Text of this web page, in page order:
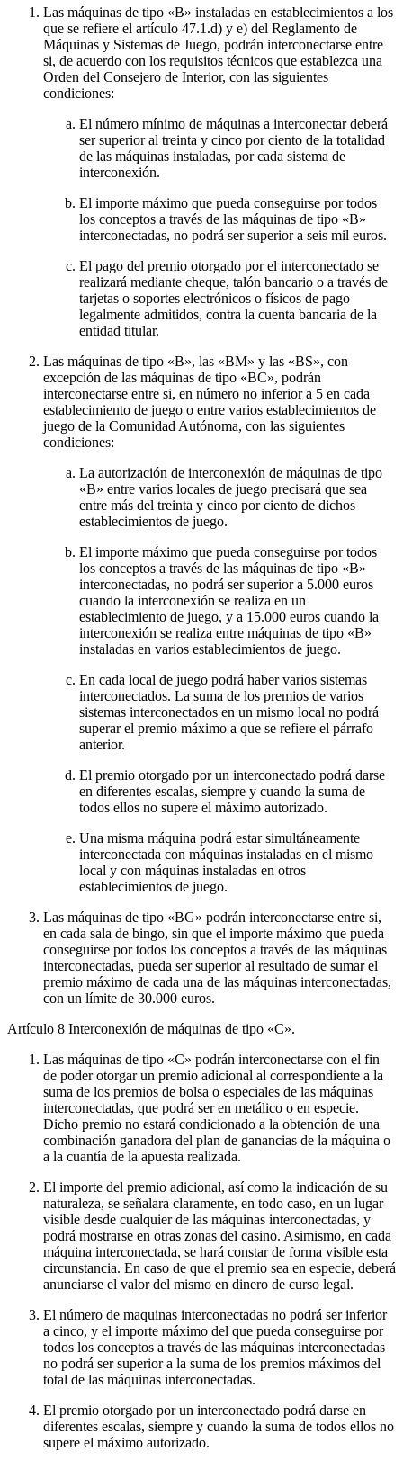
Las máquinas de tipo «B» instaladas en establecimientos a los
que se refiere el artículo 47.1.d) y e) del Reglamento de
Máquinas y Sistemas de Juego, podrán interconectarse entre
si, de acuerdo con los requisitos técnicos que establezca una
Orden del Consejero de Interior, con las siguientes
condiciones:
El número mínimo de máquinas a interconectar deberá
ser superior al treinta y cinco por ciento de la totalidad
de las máquinas instaladas, por cada sistema de
interconexión.
El importe máximo que pueda conseguirse por todos
los conceptos a través de las máquinas de tipo «B»
interconectadas, no podrá ser superior a seis mil euros.
El pago del premio otorgado por el interconectado se
realizará mediante cheque, talón bancario o a través de
tarjetas o soportes electrónicos o físicos de pago
legalmente admitidos, contra la cuenta bancaria de la
entidad titular.
Las máquinas de tipo «B», las «BM» y las «BS», con
excepción de las máquinas de tipo «BC», podrán
interconectarse entre si, en número no inferior a 5 en cada
establecimiento de juego o entre varios establecimientos de
juego de la Comunidad Autónoma, con las siguientes
condiciones:
La autorización de interconexión de máquinas de tipo
«B» entre varios locales de juego precisará que sea
entre más del treinta y cinco por ciento de dichos
establecimientos de juego.
El importe máximo que pueda conseguirse por todos
los conceptos a través de las máquinas de tipo «B»
interconectadas, no podrá ser superior a 5.000 euros
cuando la interconexión se realiza en un
establecimiento de juego, y a 15.000 euros cuando la
interconexión se realiza entre máquinas de tipo «B»
instaladas en varios establecimientos de juego.
En cada local de juego podrá haber varios sistemas
interconectados. La suma de los premios de varios
sistemas interconectados en un mismo local no podrá
superar el premio máximo a que se refiere el párrafo
anterior.
El premio otorgado por un interconectado podrá darse
en diferentes escalas, siempre y cuando la suma de
todos ellos no supere el máximo autorizado.
Una misma máquina podrá estar simultáneamente
interconectada con máquinas instaladas en el mismo
local y con máquinas instaladas en otros
establecimientos de juego.
Las máquinas de tipo «BG» podrán interconectarse entre si,
en cada sala de bingo, sin que el importe máximo que pueda
conseguirse por todos los conceptos a través de las máquinas
interconectadas, pueda ser superior al resultado de sumar el
premio máximo de cada una de las máquinas interconectadas,
con un límite de 30.000 euros.
Artículo 8 Interconexión de máquinas de tipo «C».
Las máquinas de tipo «C» podrán interconectarse con el fin
de poder otorgar un premio adicional al correspondiente a la
suma de los premios de bolsa o especiales de las máquinas
interconectadas, que podrá ser en metálico o en especie.
Dicho premio no estará condicionado a la obtención de una
combinación ganadora del plan de ganancias de la máquina o
a la cuantía de la apuesta realizada.
El importe del premio adicional, así como la indicación de su
naturaleza, se señalara claramente, en todo caso, en un lugar
visible desde cualquier de las máquinas interconectadas, y
podrá mostrarse en otras zonas del casino. Asimismo, en cada
máquina interconectada, se hará constar de forma visible esta
circunstancia. En caso de que el premio sea en especie, deberá
anunciarse el valor del mismo en dinero de curso legal.
El número de maquinas interconectadas no podrá ser inferior
a cinco, y el importe máximo del que pueda conseguirse por
todos los conceptos a través de las máquinas interconectadas
no podrá ser superior a la suma de los premios máximos del
total de las máquinas interconectadas.
El premio otorgado por un interconectado podrá darse en
diferentes escalas, siempre y cuando la suma de todos ellos no
supere el máximo autorizado.